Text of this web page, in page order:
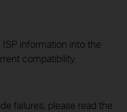
information into the
compatibility.
failures, please read the